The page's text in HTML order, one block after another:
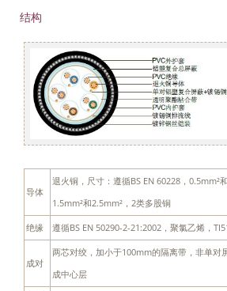
结构
导体
退火铜，尺寸：遵循BS EN 60228，0.5mm²
1.5mm²和2.5mm²，2类多股铜
绝缘 遵循BS EN 50290-2-21:2002，聚氯乙烯，
成对
两芯对绞，加小于100mm的隔离带，非单对
成中心层